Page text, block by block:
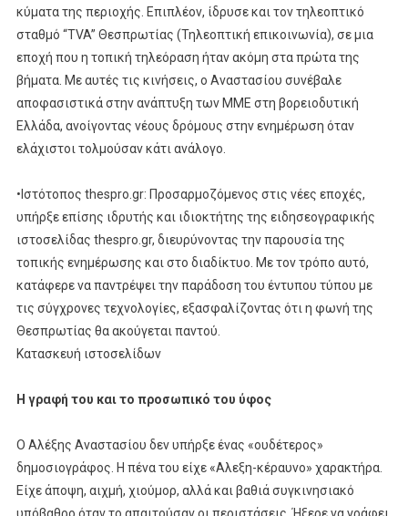
κύματα της περιοχής. Επιπλέον, ίδρυσε και τον τηλεοπτικό
σταθμό “TVA” Θεσπρωτίας (Τηλεοπτική επικοινωνία), σε μια
εποχή που η τοπική τηλεόραση ήταν ακόμη στα πρώτα της
βήματα. Με αυτές τις κινήσεις, ο Αναστασίου συνέβαλε
αποφασιστικά στην ανάπτυξη των ΜΜΕ στη βορειοδυτική
Ελλάδα, ανοίγοντας νέους δρόμους στην ενημέρωση όταν
ελάχιστοι τολμούσαν κάτι ανάλογο.
•Ιστότοπος thespro.gr: Προσαρμοζόμενος στις νέες εποχές,
υπήρξε επίσης ιδρυτής και ιδιοκτήτης της ειδησεογραφικής
ιστοσελίδας thespro.gr, διευρύνοντας την παρουσία της
τοπικής ενημέρωσης και στο διαδίκτυο. Με τον τρόπο αυτό,
κατάφερε να παντρέψει την παράδοση του έντυπου τύπου με
τις σύγχρονες τεχνολογίες, εξασφαλίζοντας ότι η φωνή της
Θεσπρωτίας θα ακούγεται παντού.
Κατασκευή ιστοσελίδων
Η γραφή του και το προσωπικό του ύφος
Ο Αλέξης Αναστασίου δεν υπήρξε ένας «ουδέτερος»
δημοσιογράφος. Η πένα του είχε «Αλεξη-κέραυνο» χαρακτήρα.
Είχε άποψη, αιχμή, χιούμορ, αλλά και βαθιά συγκινησιακό